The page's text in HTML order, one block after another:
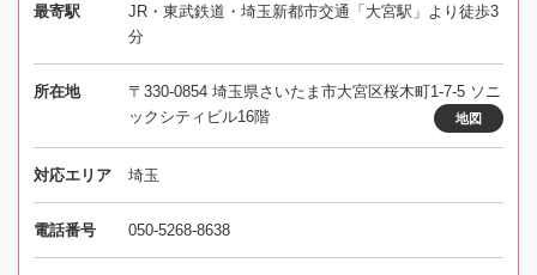
最寄駅
JR・東武鉄道・埼玉新都市交通「大宮駅」より徒歩3
分
所在地
〒330-0854 埼玉県さいたま市大宮区桜木町1-7-5 ソニ
ックシティビル16階
地図
対応エリア 埼玉
電話番号 050-5268-8638